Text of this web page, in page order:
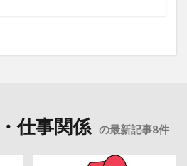
仕事関係 の最新記事8件